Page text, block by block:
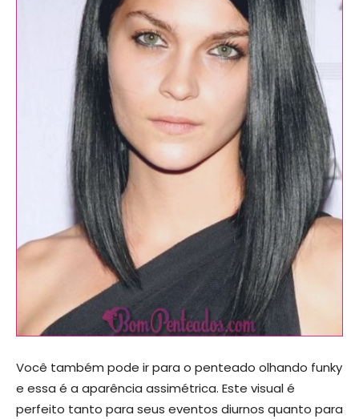
Você também pode ir para o penteado olhando funky
e essa é a aparência assimétrica. Este visual é
perfeito tanto para seus eventos diurnos quanto para